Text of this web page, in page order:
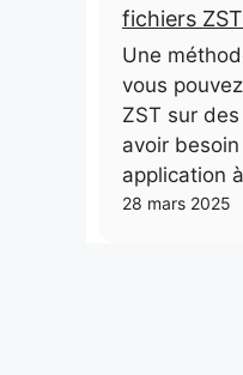
fichiers
Une
vous
ZST sur
avoir
application
28 mars 2025